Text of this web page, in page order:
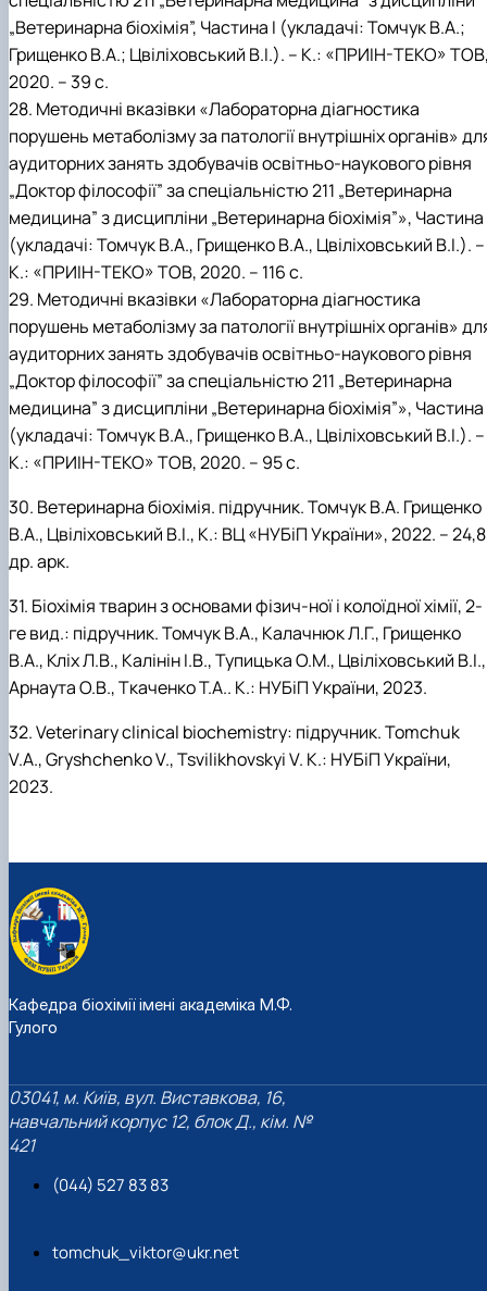
„Ветеринарна біохімія”, Частина I (укладачі: Томчук В.А.;
Грищенко В.А.; Цвіліховський В.І.). – К.: «ПРИІН-ТЕКО»
2020. – 39 с.
28. Методичні вказівки «Лабораторна діагностика
порушень метаболізму за патології внутрішніх органів»
аудиторних занять здобувачів освітньо-наукового рівня
„Доктор філософії” за спеціальністю 211 „Ветеринарна
медицина” з дисципліни „Ветеринарна біохімія”», Частина
(укладачі: Томчук В.А., Грищенко В.А., Цвіліховський В.І.). –
К.: «ПРИІН-ТЕКО» ТОВ, 2020. – 116 с.
29. Методичні вказівки «Лабораторна діагностика
порушень метаболізму за патології внутрішніх органів»
аудиторних занять здобувачів освітньо-наукового рівня
„Доктор філософії” за спеціальністю 211 „Ветеринарна
медицина” з дисципліни „Ветеринарна біохімія”», Частина
(укладачі: Томчук В.А., Грищенко В.А., Цвіліховський В.І.). –
К.: «ПРИІН-ТЕКО» ТОВ, 2020. – 95 с.
30. Ветеринарна біохімія. підручник. Томчук В.А. Грищенко
В.А., Цвіліховський В.І., К.: ВЦ «НУБіП України», 2022. – 24,8
др. арк.
31. Біохімія тварин з основами фізич-ної і колоїдної хімії, 2-
ге вид.: підручник. Томчук В.А., Калачнюк Л.Г., Грищенко
В.А., Кліх Л.В., Калінін І.В., Тупицька О.М., Цвіліховський В.І.,
Арнаута О.В., Ткаченко Т.А.. К.: НУБіП України, 2023.
32. Veterinary clinical biochemistry: підручник. Tomchuk
V.A., Gryshchenko V., Tsvilikhovskyi V. К.: НУБіП України,
2023.
Кафедра біохімії імені академіка М.Ф.
Гулого
03041, м. Київ, вул. Виставкова, 16,
навчальний корпус 12, блок Д., кім. №
421
(044) 527 83 83
tomchuk_viktor@ukr.net